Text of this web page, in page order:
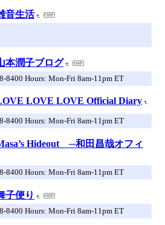
音生活
本潤子ブログ
8400 Hours: Mon-Fri 8am-11pm ET
LOVE LOVE Official Diary
8400 Hours: Mon-Fri 8am-11pm ET
Hideout ─和田昌哉オフィ
8400 Hours: Mon-Fri 8am-11pm ET
子便り
8400 Hours: Mon-Fri 8am-11pm ET